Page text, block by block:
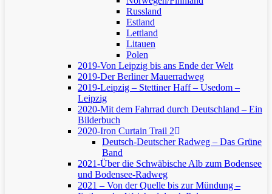
Russland
Estland
Lettland
Litauen
Polen
2019-Von Leipzig bis ans Ende der Welt
2019-Der Berliner Mauerradweg
2019-Leipzig – Stettiner Haff – Usedom –
Leipzig
2020-Mit dem Fahrrad durch Deutschland – Ein
Bilderbuch
2020-Iron Curtain Trail 2
Deutsch-Deutscher Radweg – Das Grüne
Band
2021-Über die Schwäbische Alb zum Bodensee
und Bodensee-Radweg
2021 – Von der Quelle bis zur Mündung –